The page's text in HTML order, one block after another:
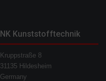
NK Kunststofftechnik
Kruppstraße 8
31135 Hildesheim
Germany